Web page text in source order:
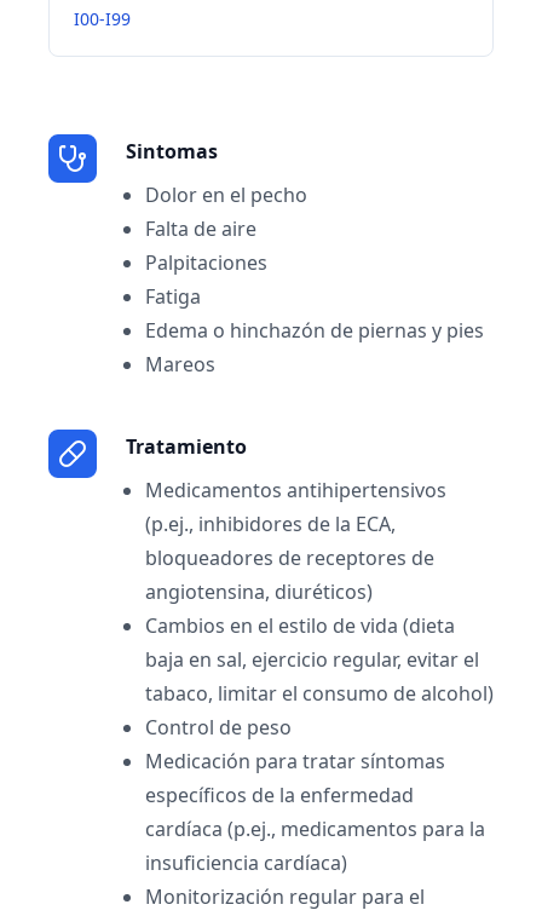
I00-I99
Sintomas
Dolor en el pecho
Falta de aire
Palpitaciones
Fatiga
Edema o hinchazón de piernas y pies
Mareos
Tratamiento
Medicamentos antihipertensivos
(p.ej., inhibidores de la ECA,
bloqueadores de receptores de
angiotensina, diuréticos)
Cambios en el estilo de vida (dieta
baja en sal, ejercicio regular, evitar el
tabaco, limitar el consumo de alcohol)
Control de peso
Medicación para tratar síntomas
específicos de la enfermedad
cardíaca (p.ej., medicamentos para la
insuficiencia cardíaca)
Monitorización regular para el